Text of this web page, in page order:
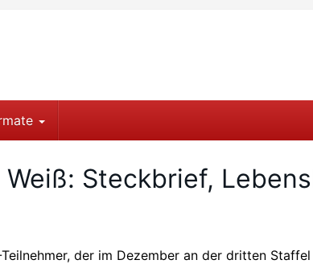
Steckbrief,
der im Dezember an der dritten